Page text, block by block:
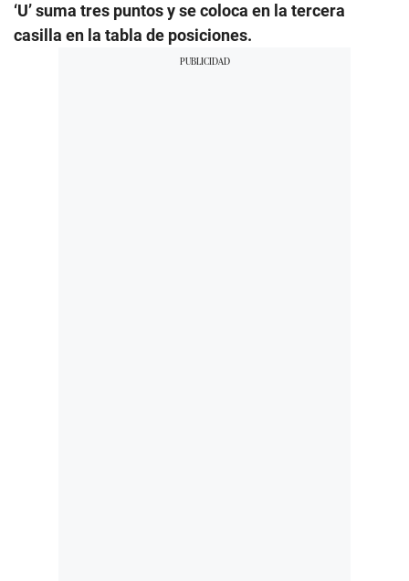
‘U’ suma tres puntos y se coloca en la tercera
casilla en la tabla de posiciones.